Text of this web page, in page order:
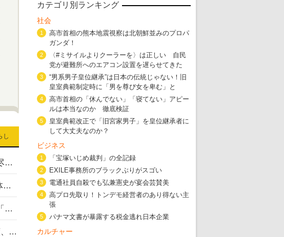
・ 五輪入場行進にすぎやまこういちの曲、杉田水脈の
・ 五輪サッカー・久保建英が南アの陽性者に「僕らに損ではない
・ 五輪関係者が入国当日、築地を散歩！
・ 五輪でIOCラウンジ以外にVIPルーム、広告代理店は物品購入
し
高市首相の熊本地震避難所視察は北朝鮮並みのプロパガンダだった！「至れり尽くせり」の選ばれた避難所の一方で実態は…
〈#ミサイルよりクーラーを〉は正当な批判だ！ 歴代自民党政権が避難所指定体育館へのエアコン設置を遅らせてきた客観的事実
高市首相の「休んでない」「寝てない」アピールは本当なのか 徹底検証！ 「資料読み込み」「アイロンがけ」も矛盾だらけ…
相模原事件から10年──植松死刑囚の優生思想と、安倍政権の障がい者排除政策、右派勢力の差別主義との関係を改めて問う
カテゴリ別ランキング
社会
1
高市首相の熊本地震視察は北朝鮮並みのプロパ
ガンダ！
2
〈#ミサイルよりクーラーを〉は正しい 自民
党が避難所へのエアコン設置を遅らせてきた
3
“男系男子皇位継承”は日本の伝統じゃない！旧
皇室典範制定時に「男を尊び女を卑む」と
4
高市首相の「休んでない」「寝てない」アピー
ルは本当なのか 徹底検証
5
皇室典範改正で「旧宮家男子」を皇位継承者に
して大丈夫なのか？
ビジネス
1 「宝塚いじめ裁判」の全記録
2 EXILE事務所のブラックぶりがスゴい
3 電通社員自殺でも弘兼憲史が宴会芸賛美
4
高プロ先取り！トンデモ経営者のあり得ない主
張
5 パナマ文書が暴露する税金逃れ日本企業
カルチャー